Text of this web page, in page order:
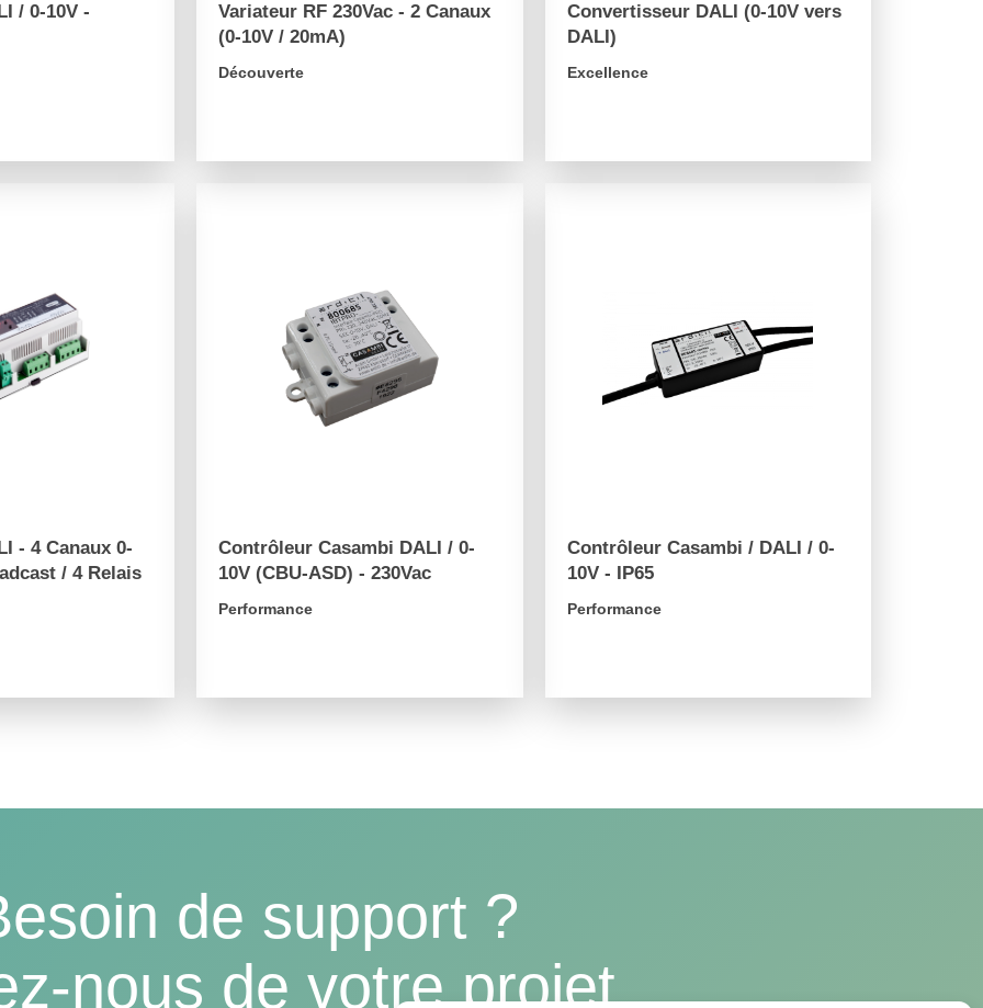
/ 0-10V -
Variateur RF 230Vac - 2 Canaux
(0-10V / 20mA)
Découverte
Convertisseur DALI (0-10V vers
DALI)
Excellence
- 4 Canaux 0-
/ 4 Relais
Contrôleur Casambi DALI / 0-
10V (CBU-ASD) - 230Vac
Performance
Contrôleur Casambi / DALI / 0-
10V - IP65
Performance
de support ?
nous de votre projet